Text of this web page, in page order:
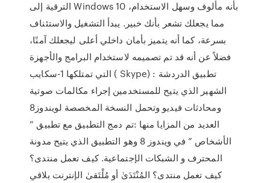
الترقية إلى Windows 10 بأنه مألوف وسهل الاستخدام،
مما يجعلك تشعر بأنك خبير. يبدأ التشغيل والاستئناف
بسرعة، كما أنه يتميز بأمان داخلي أعلى ليجعلك آمنًا،
فضلاً عن أنه قد تم تصميمه لاستخدام البرامج والأجهزة
التي تمتلكها 1-سكايب ( Skype) : تطبيق الدردشة
الشهير الذي يتيح للمستخدمين إجراء مكالمات صوتية
ومحادثات فيديو وتحمل النسخة المخصصة لويندوز8
العديد من المزايا منها :تم دمج التطبيق مع تطبيق ”
الأشخاص ” في ويندوز 8 وهو التطبيق الذي يتيح مدونة
المحترف و الشبكات الإجتماعية. كيف تعمل منتدى؟
كيف تعمل منتدى؟ المُنْتَدَىٰ أو مُلْتَقىٰ الإنترنت يلاقي